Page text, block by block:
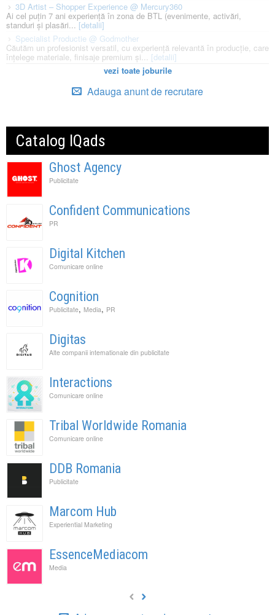
3D Artist – Shopper Experience @ Mercury360
Ai cel puțin 7 ani experiență în zona de BTL (evenimente, activări,
standuri și plasări... [detalii]
Specialist Productie @ Godmother
Căutăm un profesionist versatil, cu experiență relevantă în producție, care
înțelege materiale, finisaje premium și... [detalii]
vezi toate joburile
Adauga anunt de recrutare
Catalog IQads
Ghost Agency
Publicitate
Confident Communications
PR
Digital Kitchen
Comunicare online
Cognition
Publicitate, Media, PR
Digitas
Alte companii internationale din publicitate
Interactions
Comunicare online
Tribal Worldwide Romania
Comunicare online
DDB Romania
Publicitate
Marcom Hub
Experiential Marketing
EssenceMediacom
Media